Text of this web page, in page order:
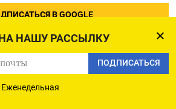
НАШУ РАССЫЛКУ
ПОДПИСАТЬСЯ
Еженедельная
В GOOGLE
компании